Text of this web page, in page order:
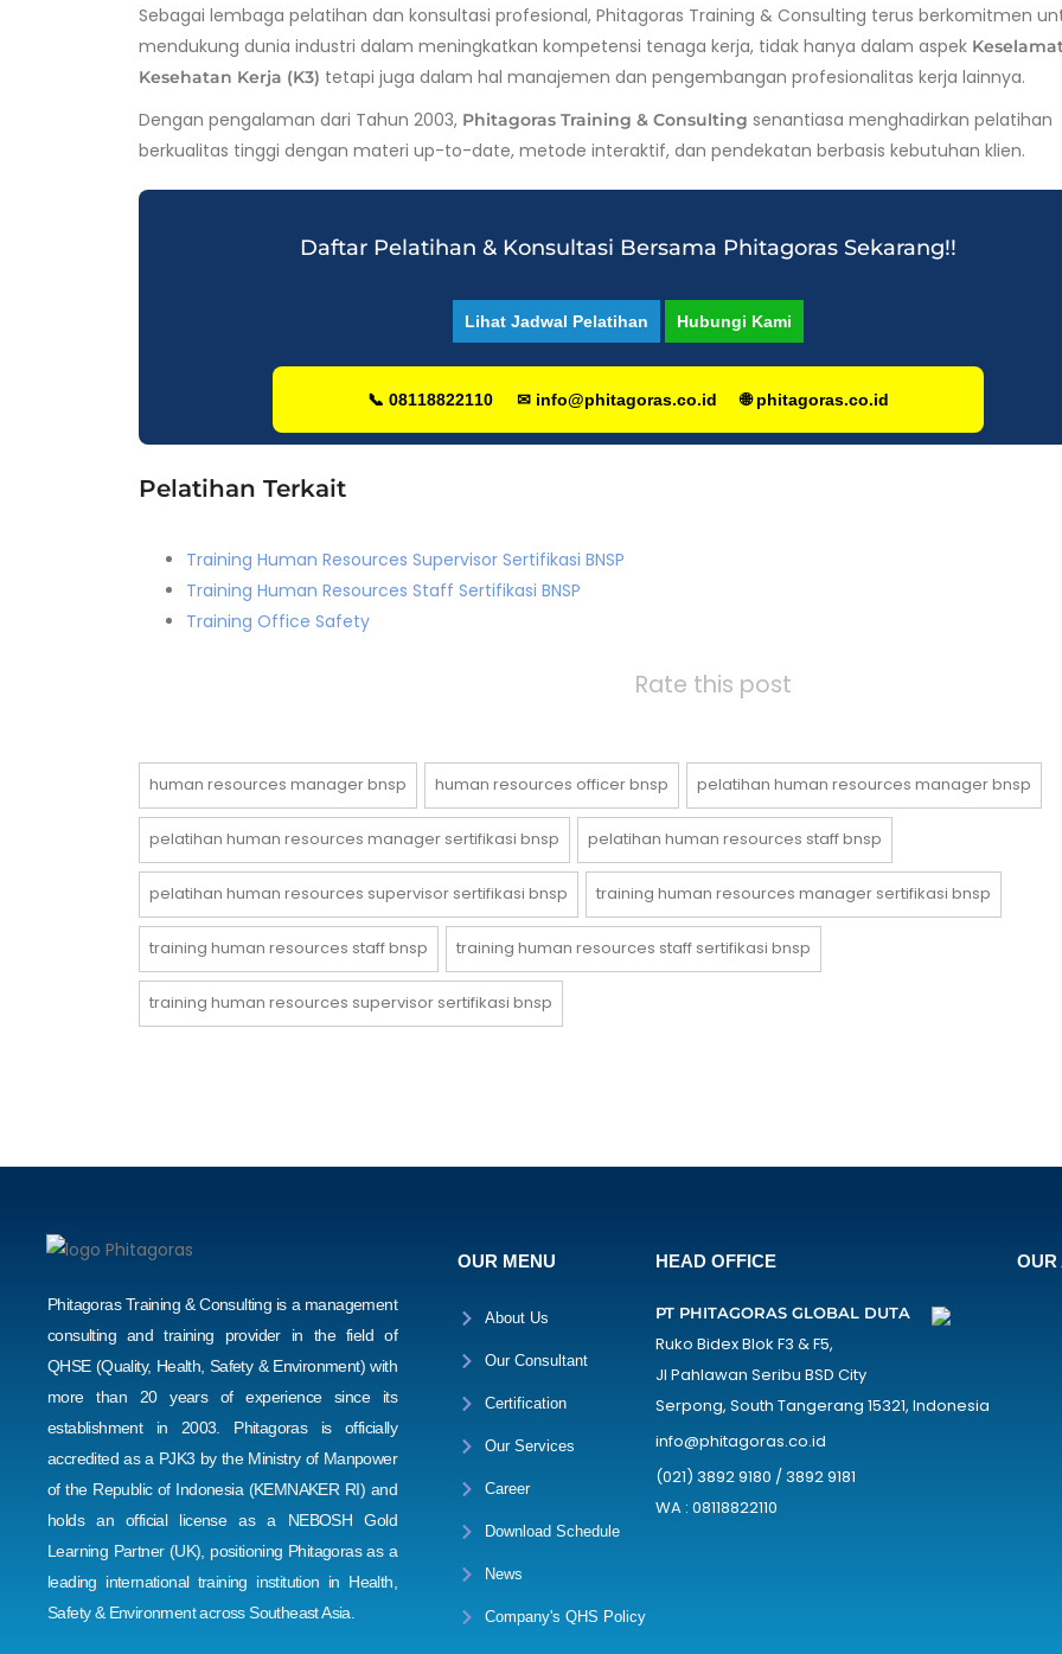
Sebagai lembaga pelatihan dan konsultasi profesional, Phitagoras Training & Consulting terus berkomitmen
mendukung dunia industri dalam meningkatkan kompetensi tenaga kerja, tidak hanya dalam aspek
Kesehatan Kerja (K3) tetapi juga dalam hal manajemen dan pengembangan profesionalitas kerja lainnya.
Dengan pengalaman dari Tahun 2003, Phitagoras Training & Consulting senantiasa menghadirkan pelatihan
berkualitas tinggi dengan materi up-to-date, metode interaktif, dan pendekatan berbasis kebutuhan klien.
Daftar Pelatihan & Konsultasi Bersama Phitagoras Sekarang!!
Lihat Jadwal Pelatihan Hubungi Kami
📞 08118822110 ✉ info@phitagoras.co.id 🌐 phitagoras.co.id
Pelatihan Terkait
Training Human Resources Supervisor Sertifikasi BNSP
Training Human Resources Staff Sertifikasi BNSP
Training Office Safety
Rate this post
human resources manager bnsp human resources officer bnsp pelatihan human resources manager bnsp
pelatihan human resources manager sertifikasi bnsp pelatihan human resources staff bnsp
pelatihan human resources supervisor sertifikasi bnsp training human resources manager sertifikasi bnsp
training human resources staff bnsp training human resources staff sertifikasi bnsp
training human resources supervisor sertifikasi bnsp
Phitagoras Training & Consulting is a management
consulting and training provider in the field of
QHSE (Quality, Health, Safety & Environment) with
more than 20 years of experience since its
establishment in 2003. Phitagoras is officially
accredited as a PJK3 by the Ministry of Manpower
of the Republic of Indonesia (KEMNAKER RI) and
holds an official license as a NEBOSH Gold
Learning Partner (UK), positioning Phitagoras as a
leading international training institution in Health,
Safety & Environment across Southeast Asia.
OUR MENU
About Us
Our Consultant
Certification
Our Services
Career
Download Schedule
News
Company's QHS Policy
HEAD OFFICE
PT PHITAGORAS GLOBAL DUTA
Ruko Bidex Blok F3 & F5,
Jl Pahlawan Seribu BSD City
Serpong, South Tangerang 15321, Indonesia
info@phitagoras.co.id
(021) 3892 9180 / 3892 9181
WA : 08118822110
OUR